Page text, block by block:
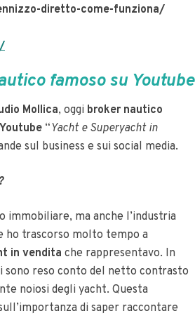
diretto-come-funziona/
famoso su Youtube
Mollica, oggi broker nautico
“ Yacht e Superyacht in
sul business e sui social media.
ma anche l’industria
ho trascorso molto tempo a
in vendita che rappresentavo. In
sono reso conto del netto contrasto
noiosi degli yacht. Questa
di saper raccontare